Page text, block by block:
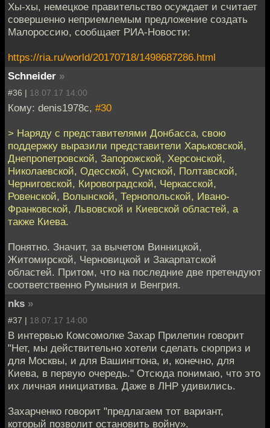
Хы-хы, немецкое правительство осуждает и считает
совершенно неприемлемым предложение создать
Малороссию, сообщает РИА-Новости:
https://ria.ru/world/20170718/1498687286.html
Schneider »
#36 | 18.07.17 14:00
Кому: denis1978c, #30
> Наряду с представителями Донбасса, свою
поддержку выразили представители Харьковской,
Днепропетровской, Запорожской, Херсонской,
Николаевской, Одесской, Сумской, Полтавской,
Черниговской, Кировоградской, Черкасской,
Ровенской, Волынской, Тернопольской, Ивано-
Франковской, Львовской и Киевской областей, а
также Киева.
Понятно. Значит, за вычетом Винницкой,
Житомирской, Черновицкой и Закарпатской
областей. Притом, что на последние две претендуют
соответственно Румыния и Венгрия.
nks »
#37 | 18.07.17 14:00
В интервью Комсомолке Захар Прилепин говорит
"Нет, мы действительно хотели сделать сюрприз и
для Москвы, и для Вашингтона, и, конечно, для
Киева, в первую очередь." Отсюда понимаю, что это
их личная инициатива. Даже в ЛНР удивились.
Захарченко говорит "предлагаем тот вариант,
который позволит остановить войну».